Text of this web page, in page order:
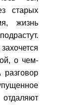
старых
жизнь
о чем-
разговор